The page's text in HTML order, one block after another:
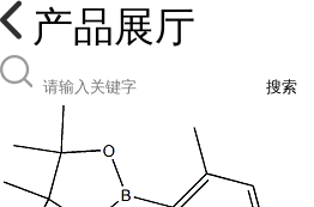
产品展厅
搜索